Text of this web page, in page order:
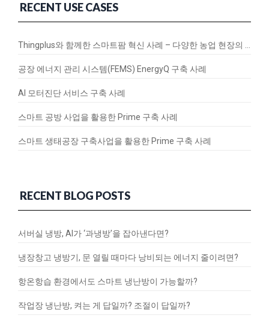
RECENT USE CASES
공장 에너지 관리 시스템(FEMS) EnergyQ 구축 사례
AI 모터진단 서비스 구축 사례
스마트 공방 사업을 활용한 Prime 구축 사례
스마트 생태공장 구축사업을 활용한 Prime 구축 사례
RECENT BLOG POSTS
서버실 냉방, AI가 ‘과냉방’을 잡아낸다면?
냉장창고 냉방기, 문 열릴 때마다 낭비되는 에너지 줄이려면?
항온항습 환경에서도 스마트 냉난방이 가능할까?
작업장 냉난방, 켜는 게 답일까? 조절이 답일까?